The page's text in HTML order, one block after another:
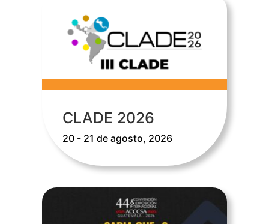
CLADE 2026
20 - 21 de agosto, 2026